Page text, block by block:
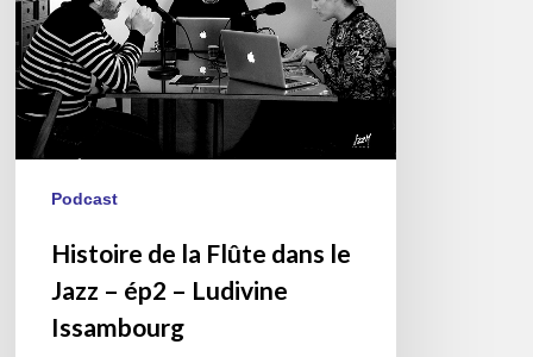
–
ép2
–
Ludivine
Issambourg
Podcast
Histoire de la Flûte dans le
Jazz – ép2 – Ludivine
Issambourg